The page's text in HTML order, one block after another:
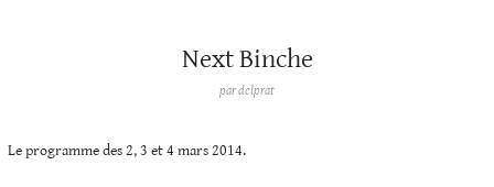
Next Binche
pardelprat
Le programme des 2, 3 et 4 mars 2014.